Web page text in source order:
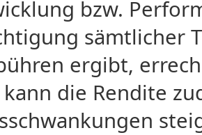
bzw.
sämtlicher
ergibt,
die Rendite